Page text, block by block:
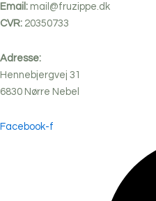
Email: mail@fruzippe.dk
CVR: 20350733
Adresse:
Hennebjergvej 31
6830 Nørre Nebel
Facebook-f